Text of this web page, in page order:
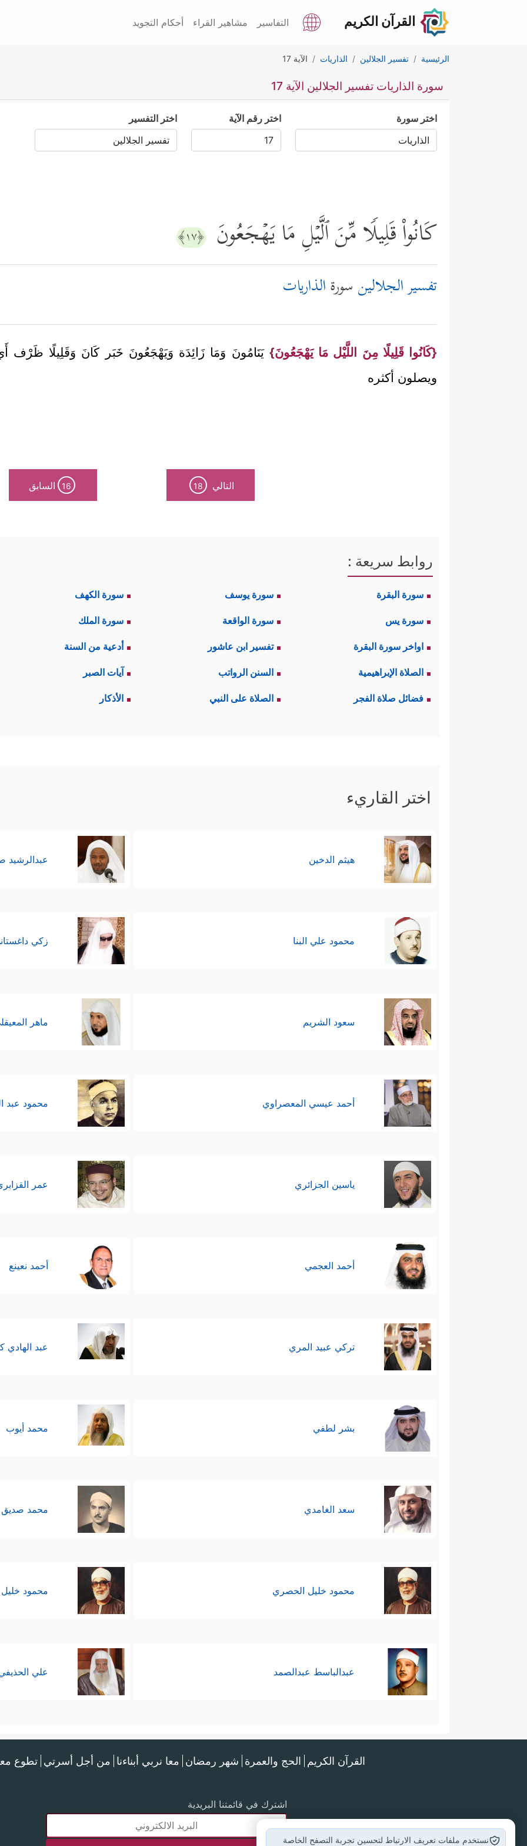
القرآن الكريم التفاسير مشاهير القراء أحكام التجويد
الرئيسية تفسير الجلالين الذاريات الآية 17
سورة الذاريات تفسير الجلالين الآية 17
اختر سورة اختر رقم الآية اختر التفسير
كَانُواْ قَلِیلࣰا مِّنَ ٱلَّیۡلِ مَا یَهۡجَعُونَ ﴿١٧﴾
تفسير الجلالين سورةالذاريات
{كَانُوا قَلِيلًا مِنَ اللَّيْل مَا يَهْجَعُونَ} يَنَامُونَ وَمَا زَائِدَة وَيَهْجَعُونَ خَبَر كَانَ وَقَلِيلًا
ويصلون أكثره
التالي 18
16 السابق
روابط سريعة :
سورة البقرة سورة يوسف سورة الكهف
سورة يس سورة الواقعة سورة الملك
اواخر سورة البقرة تفسير ابن عاشور أدعية من السنة
الصلاة الإبراهيمية السنن الرواتب آيات الصبر
فضائل صلاة الفجر الصلاة على النبي الأذكار
اختر القاريء
هيثم الدخين عبدالرشيد
محمود علي البنا زكي
سعود الشريم ماهر
أحمد عيسي المعصراوي محمود عبد
ياسين الجزائري عمر
أحمد العجمي أحمد نعينع
تركي عبيد المري عبد الهادي
بشر لطفي محمد أيوب
سعد الغامدي محمد صديق
محمود خليل الحصري محمود
عبدالباسط عبدالصمد علي
القرآن الكريم الحج والعمرة شهر رمضان معا نربي أبناءنا من أجل أسرتي تطوع
اشترك في قائمتنا البريدية
نستخدم ملفات تعريف الارتباط لتحسين تجربة التصفح الخاصة